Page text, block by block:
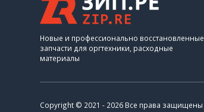
Новые и профессионально восстановленные
запчасти для оргтехники, расходные
материалы
Copyright © 2021 - 2026 Все права защищены